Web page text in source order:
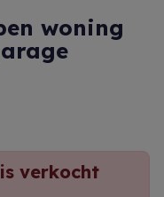
woning
verkocht